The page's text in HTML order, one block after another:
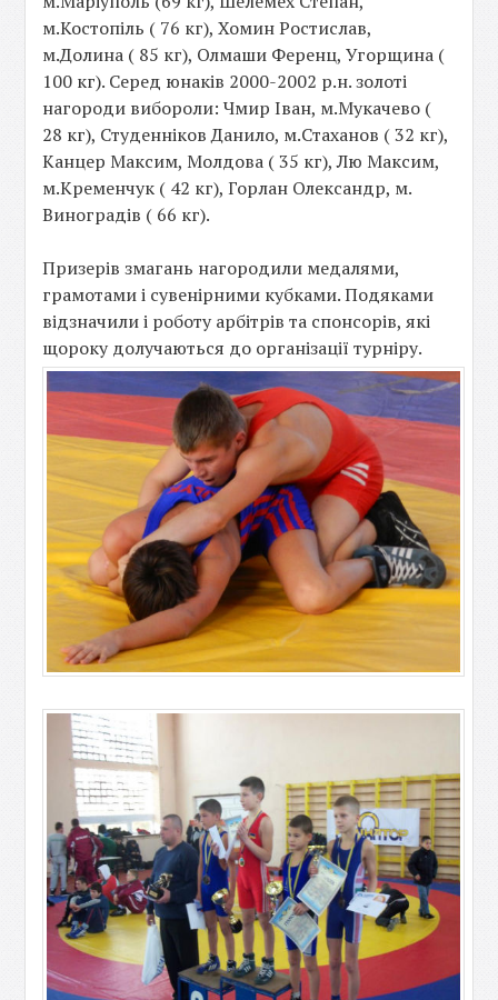
м.Костопіль ( 76 кг), Хомин Ростислав,
м.Долина ( 85 кг), Олмаши Ференц, Угорщина (
100 кг). Серед юнаків 2000-2002 р.н. золоті
нагороди вибороли: Чмир Іван, м.Мукачево (
28 кг), Студенніков Данило, м.Стаханов ( 32 кг),
Канцер Максим, Молдова ( 35 кг), Лю Максим,
м.Кременчук ( 42 кг), Горлан Олександр, м.
Виноградів ( 66 кг).
Призерів змагань нагородили медалями,
грамотами і сувенірними кубками. Подяками
відзначили і роботу арбітрів та спонсорів, які
щороку долучаються до організації турніру.